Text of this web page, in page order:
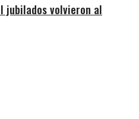
jubilados volvieron al